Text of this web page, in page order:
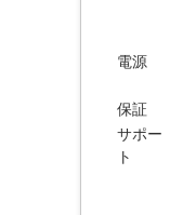
電源
保証
サポー
ト